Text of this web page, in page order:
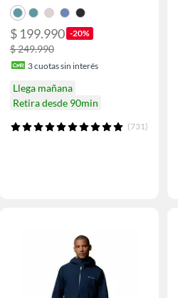
$ 199.990 -20%
$ 249.990
3cuotas sin interés
Llega mañana
Retira desde 90min
(731)